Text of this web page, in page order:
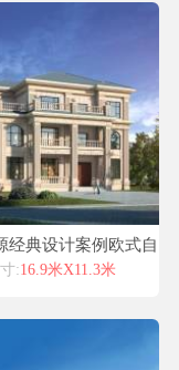
经典设计案例欧式自
小别墅设计施工图纸
:16.9米X11.3米